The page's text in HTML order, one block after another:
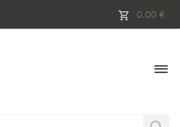
0,00 €